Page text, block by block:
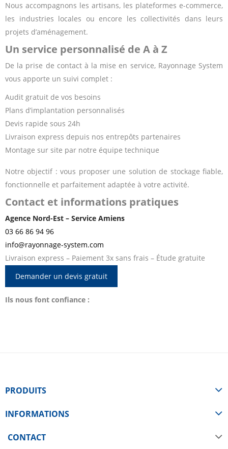
Nous accompagnons les artisans, les plateformes e-commerce,
les industries locales ou encore les collectivités dans leurs
projets d’aménagement.
Un service personnalisé de A à Z
De la prise de contact à la mise en service, Rayonnage System
vous apporte un suivi complet :
Audit gratuit de vos besoins
Plans d’implantation personnalisés
Devis rapide sous 24h
Livraison express depuis nos entrepôts partenaires
Montage sur site par notre équipe technique
Notre objectif : vous proposer une solution de stockage fiable,
fonctionnelle et parfaitement adaptée à votre activité.
Contact et informations pratiques
Agence Nord-Est – Service Amiens
03 66 86 94 96
info@rayonnage-system.com
Livraison express – Paiement 3x sans frais – Étude gratuite
Demander un devis gratuit
Ils nous font confiance :
PRODUITS
INFORMATIONS
CONTACT